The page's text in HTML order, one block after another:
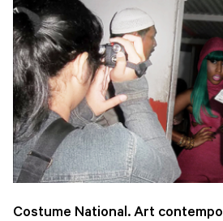
Costume National. Art